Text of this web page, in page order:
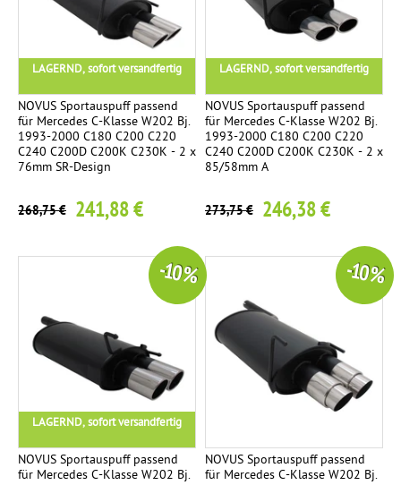
LAGERND, sofort versandfertig
NOVUS Sportauspuff passend
für Mercedes C-Klasse W202 Bj.
1993-2000 C180 C200 C220
C240 C200D C200K C230K - 2 x
76mm SR-Design
268,75 € 241,88 €
LAGERND, sofort versandfertig
NOVUS Sportauspuff passend
für Mercedes C-Klasse W202 Bj.
1993-2000 C180 C200 C220
C240 C200D C200K C230K - 2 x
85/58mm A
273,75 € 246,38 €
LAGERND, sofort versandfertig
NOVUS Sportauspuff passend
für Mercedes C-Klasse W202 Bj.
-10 %
NOVUS Sportauspuff passend
für Mercedes C-Klasse W202 Bj.
-10 %